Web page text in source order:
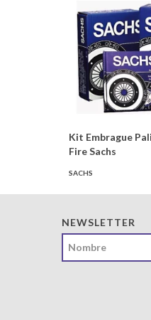
Kit Embrague
Fire Sachs
SACHS
NEWSLETTER